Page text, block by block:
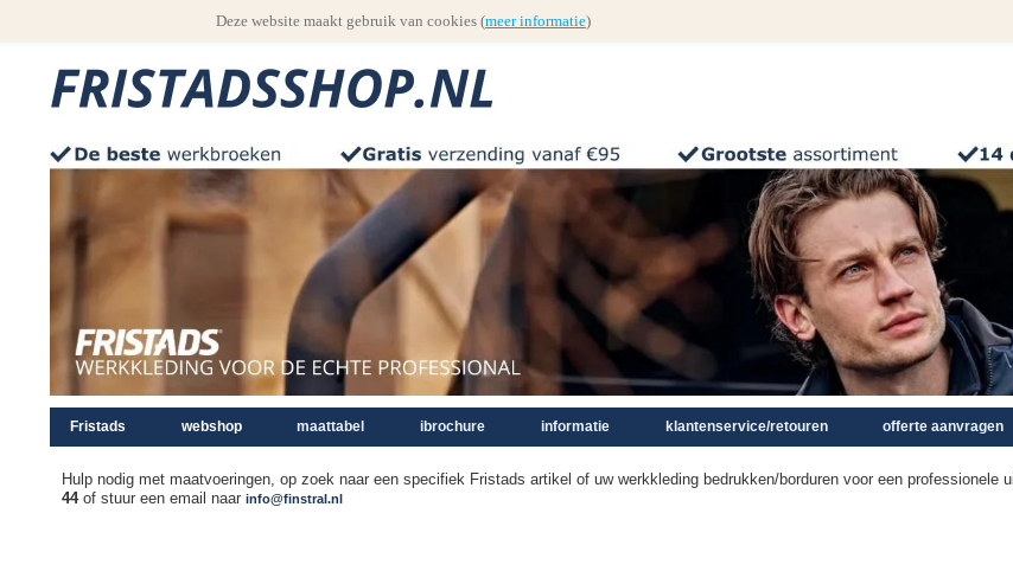
Fristads webshop maattabel ibrochure informatie klantenservice/retouren offerte aanvragen
Hulp nodig met maatvoeringen, op zoek naar een specifiek Fristads artikel of uw werkkleding bedrukken/borduren voor een professionele
44of stuur een email naar info@finstral.nl
Deze website maakt gebruik van cookies (meer informatie)